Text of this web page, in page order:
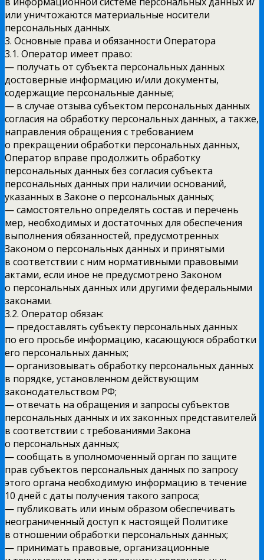
или уничтожаются материальные носители
персональных данных.
3. Основные права и обязанности Оператора
3.1. Оператор имеет право:
— получать от субъекта персональных данных
достоверные информацию и/или документы,
содержащие персональные данные;
— в случае отзыва субъектом персональных данных
согласия на обработку персональных данных, а также,
направления обращения с требованием
о прекращении обработки персональных данных,
Оператор вправе продолжить обработку
персональных данных без согласия субъекта
персональных данных при наличии оснований,
указанных в Законе о персональных данных;
— самостоятельно определять состав и перечень
мер, необходимых и достаточных для обеспечения
выполнения обязанностей, предусмотренных
Законом о персональных данных и принятыми
в соответствии с ним нормативными правовыми
актами, если иное не предусмотрено Законом
о персональных данных или другими федеральными
законами.
3.2. Оператор обязан:
— предоставлять субъекту персональных данных
по его просьбе информацию, касающуюся обработки
его персональных данных;
— организовывать обработку персональных данных
в порядке, установленном действующим
законодательством РФ;
— отвечать на обращения и запросы субъектов
персональных данных и их законных представителей
в соответствии с требованиями Закона
о персональных данных;
— сообщать в уполномоченный орган по защите
прав субъектов персональных данных по запросу
этого органа необходимую информацию в течение
10 дней с даты получения такого запроса;
— публиковать или иным образом обеспечивать
неограниченный доступ к настоящей Политике
в отношении обработки персональных данных;
— принимать правовые, организационные